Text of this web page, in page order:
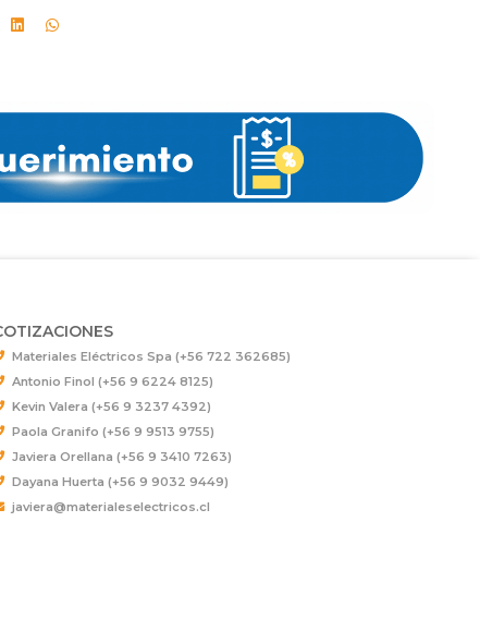
Materiales Eléctricos Spa (+56 722 362685)
Antonio Finol (+56 9 6224 8125)
Kevin Valera (+56 9 3237 4392)
Paola Granifo (+56 9 9513 9755)
Javiera Orellana (+56 9 3410 7263)
Dayana Huerta (+56 9 9032 9449)
javiera@materialeselectricos.cl